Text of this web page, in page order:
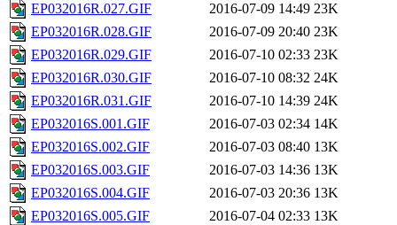
EP032016R.027.GIF
2016-07-09 14:49 23K
EP032016R.028.GIF
2016-07-09 20:40 23K
EP032016R.029.GIF
2016-07-10 02:33 23K
EP032016R.030.GIF
2016-07-10 08:32 24K
EP032016R.031.GIF
2016-07-10 14:39 24K
EP032016S.001.GIF
2016-07-03 02:34 14K
EP032016S.002.GIF
2016-07-03 08:40 13K
EP032016S.003.GIF
2016-07-03 14:36 13K
EP032016S.004.GIF
2016-07-03 20:36 13K
EP032016S.005.GIF
2016-07-04 02:33 13K